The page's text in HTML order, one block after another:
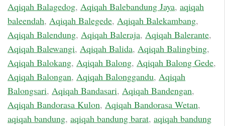
Aqiqah Balagedog, Aqiqah Balebandung Jaya, aqiqah
baleendah, Aqiqah Balegede, Aqiqah Balekambang,
Aqiqah Balendung, Aqiqah Baleraja, Aqiqah Balerante,
Aqiqah Balewangi, Aqiqah Balida, Aqiqah Balingbing,
Aqiqah Balokang, Aqiqah Balong, Aqiqah Balong Gede,
Aqiqah Balongan, Aqiqah Balonggandu, Aqiqah
Balongsari, Aqiqah Bandasari, Aqiqah Bandengan,
Aqiqah Bandorasa Kulon, Aqiqah Bandorasa Wetan,
aqiqah bandung, aqiqah bandung barat, aqiqah bandung